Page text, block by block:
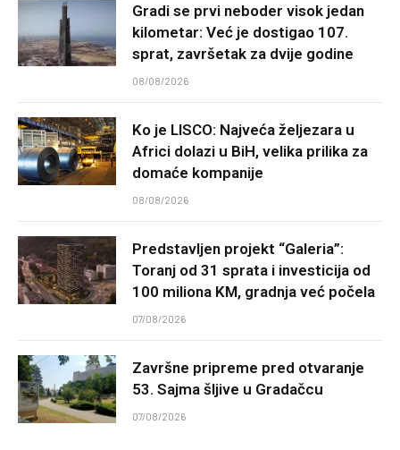
Gradi se prvi neboder visok jedan
kilometar: Već je dostigao 107.
sprat, završetak za dvije godine
08/08/2026
Ko je LISCO: Najveća željezara u
Africi dolazi u BiH, velika prilika za
domaće kompanije
08/08/2026
Predstavljen projekt “Galeria”:
Toranj od 31 sprata i investicija od
100 miliona KM, gradnja već počela
07/08/2026
Završne pripreme pred otvaranje
53. Sajma šljive u Gradačcu
07/08/2026